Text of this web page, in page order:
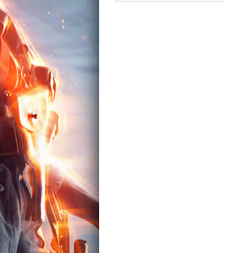
KOÇ ÜNIVERSITESI-KAMP18’DE JUST DANCE
2018…